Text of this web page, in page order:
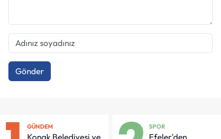
Gönder
GÜNDEM
Konak Belediyesi ve
SPOR
Efeler'den